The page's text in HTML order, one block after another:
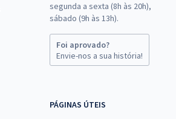
segunda a sexta (8h às 20h),
sábado (9h às 13h).
Foi aprovado?
Envie-nos a sua história!
PÁGINAS ÚTEIS